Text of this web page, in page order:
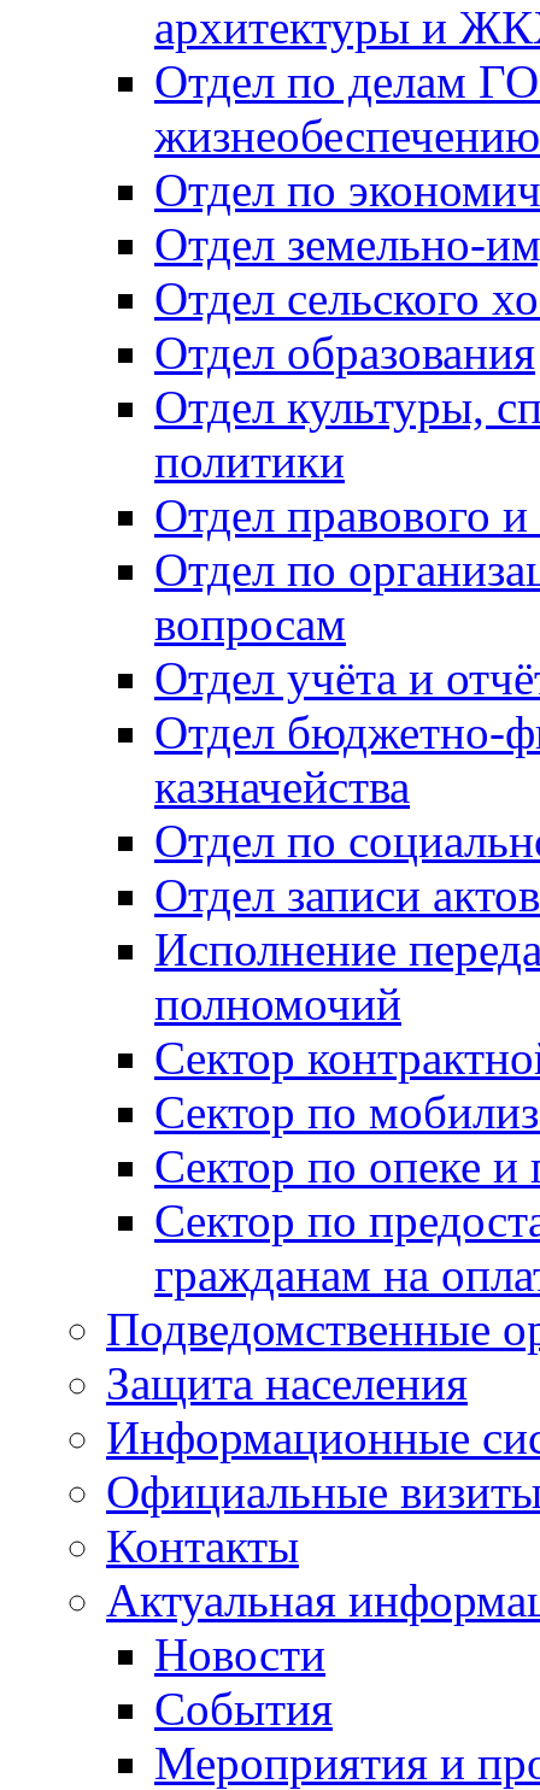
архитектуры и
Отдел по делам
Отдел по
Отдел земельно-
Отдел сельского
Отдел образования
Отдел культуры,
политики
Отдел правового
Отдел по
вопросам
Отдел учёта и
Отдел бюджетно-
казначейства
Отдел по
Отдел записи
Исполнение
полномочий
Сектор
Сектор по
Сектор по опеке и
Сектор по
гражданам на
Подведомственные
Защита населения
Информационные
Официальные
Контакты
Актуальная
Новости
События
Мероприятия и